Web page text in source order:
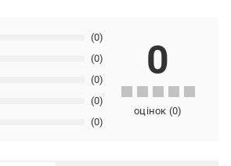
(0)
(0)
(0)
(0)
(0)
0
оцінок (0)